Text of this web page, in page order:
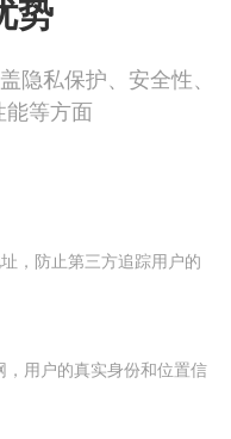
势
隐私保护、安全性、
能等方面
，防止第三方追踪用户的
用户的真实身份和位置信